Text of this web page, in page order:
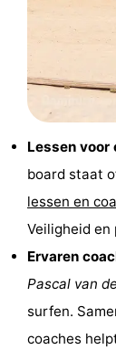
Musea
Monumenten
Uitkijkpunten
Attracties
Speeltuinen
Bowlen
Wellness
Lessen voor
board staat
lessen en
Veiligheid en
Ervaren
Pascal van
surfen.
coaches